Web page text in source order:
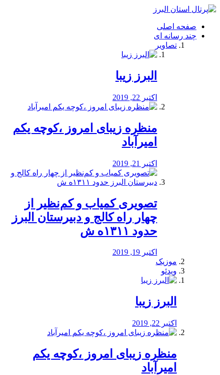
فصد
شرق
تهران
خشکشویی
صفحه اصلی
چند رسانه ای
تصاویر
البرز زیبا
اکتبر 22, 2019
منظره‌‌ زیبای امروز ،کوچه یکم
امیرآباد
اکتبر 21, 2019
️تصویری کمیاب و کم‌نظیر از
چهار راه كالج و دبيرستان البرز
حدود ۱۳۱۱ه ش
اکتبر 19, 2019
موزیک
ویدئو
البرز زیبا
اکتبر 22, 2019
منظره‌‌ زیبای امروز ،کوچه یکم
امیرآباد